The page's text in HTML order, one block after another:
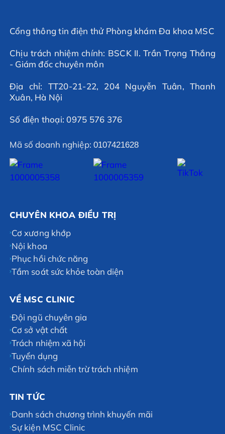
Cổng thông tin điện thử Phòng khám Đa khoa MSC
Chịu trách nhiệm chính: BSCK II. Trần Trọng Thắng
- Giám đốc chuyên môn
Địa chỉ: TT20-21-22, 204 Nguyễn Tuân, Thanh
Xuân, Hà Nội
Số điện thoại: 0975 576 376
Mã số doanh nghiệp: 0107421628
CHUYÊN KHOA ĐIỀU TRỊ
Cơ xương khớp
Nội khoa
Phục hồi chức năng
Tầm soát sức khỏe toàn diện
VỀ MSC CLINIC
Đội ngũ chuyên gia
Cơ sở vật chất
Trách nhiệm xã hội
Tuyển dụng
Chính sách miễn trừ trách nhiệm
TIN TỨC
Danh sách chương trình khuyến mãi
Sự kiện MSC Clinic